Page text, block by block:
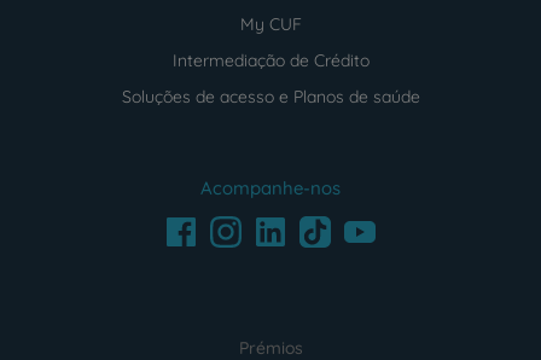
My CUF
Intermediação de Crédito
Soluções de acesso e Planos de saúde
Acompanhe-nos
FacebookInstagramLinkedInTikTokYoutube
Prémios